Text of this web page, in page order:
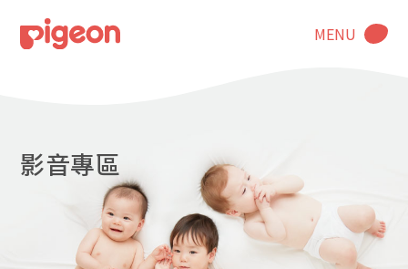
MENU
影音專區